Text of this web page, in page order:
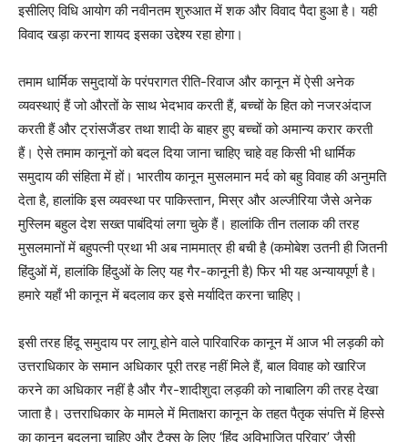
इसीलिए विधि आयोग की नवीनतम शुरुआत में शक और विवाद पैदा हुआ है। यही
विवाद खड़ा करना शायद इसका उद्देश्य रहा होगा।
तमाम धार्मिक समुदायों के परंपरागत रीति-रिवाज और कानून में ऐसी अनेक
व्यवस्थाएं हैं जो औरतों के साथ भेदभाव करती हैं, बच्चों के हित को नजरअंदाज
करती हैं और ट्रांसजैंडर तथा शादी के बाहर हुए बच्चों को अमान्य करार करती
हैं। ऐसे तमाम कानूनों को बदल दिया जाना चाहिए चाहे वह किसी भी धार्मिक
समुदाय की संहिता में हों। भारतीय कानून मुसलमान मर्द को बहु विवाह की अनुमति
देता है, हालांकि इस व्यवस्था पर पाकिस्तान, मिस्र और अल्जीरिया जैसे अनेक
मुस्लिम बहुल देश सख्त पाबंदियां लगा चुके हैं। हालांकि तीन तलाक की तरह
मुसलमानों में बहुपत्नी प्रथा भी अब नाममात्र ही बची है (कमोबेश उतनी ही जितनी
हिंदुओं में, हालांकि हिंदुओं के लिए यह गैर-कानूनी है) फिर भी यह अन्यायपूर्ण है।
हमारे यहाँ भी कानून में बदलाव कर इसे मर्यादित करना चाहिए।
इसी तरह हिंदू समुदाय पर लागू होने वाले पारिवारिक कानून में आज भी लड़की को
उत्तराधिकार के समान अधिकार पूरी तरह नहीं मिले हैं, बाल विवाह को खारिज
करने का अधिकार नहीं है और गैर-शादीशुदा लड़की को नाबालिग की तरह देखा
जाता है। उत्तराधिकार के मामले में मिताक्षरा कानून के तहत पैतृक संपत्ति में हिस्से
का कानून बदलना चाहिए और टैक्स के लिए ‘हिंदू अविभाजित परिवार’ जैसी